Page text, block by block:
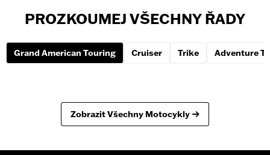
PROZKOUMEJ VŠECHNY ŘADY
Grand American Touring Cruiser Trike Adventure
Zobrazit Všechny Motocykly